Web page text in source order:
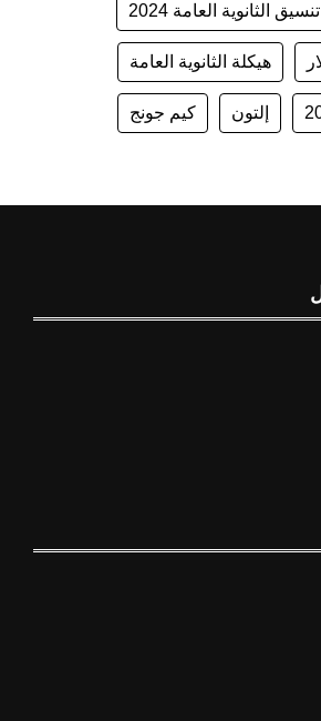
تنسيق الثانوية العامة 2024
هيكلة الثانوية العامة
إلتون كيم جونج